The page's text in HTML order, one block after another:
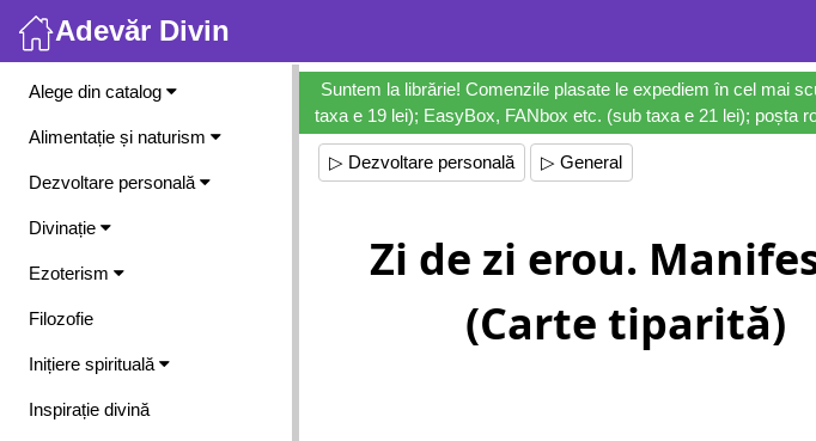
Adevăr Divin
Meniu
Alege din catalog
Alimentație și naturism
Dezvoltare personală
Divinație
Ezoterism
Filozofie
Inițiere spirituală
Inspirație divină
Suntem la librărie! Comenzile plasate le expediem în cel mai
taxa e 19 lei); EasyBox, FANbox etc. (sub taxa e 21 lei); poșta
▷ Dezvoltare personală ▷ General
Zi de zi erou.
(Carte tiparită)